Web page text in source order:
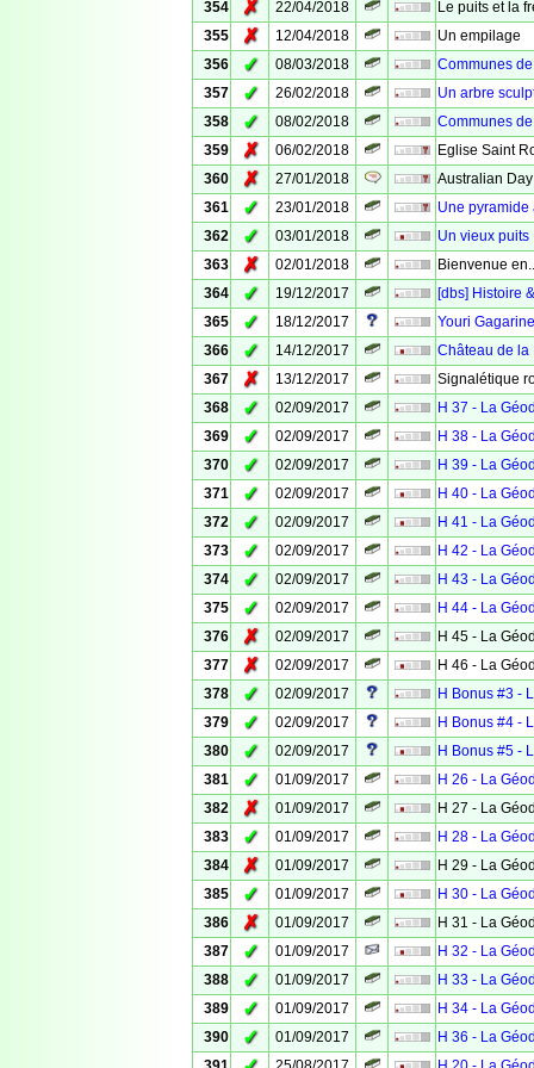
354
✗ 22/04/2018
Le puits et la
355
✗ 12/04/2018
Un empilage
356
✓ 08/03/2018
Communes
357
✓ 26/02/2018
Un arbre
358
✓ 08/02/2018
Communes
359
✗ 06/02/2018
Eglise Saint
360
✗ 27/01/2018
Australian
361
✓ 23/01/2018
Une pyramide
362
✓ 03/01/2018
Un vieux puits
363
✗ 02/01/2018
Bienvenue
364
✓ 19/12/2017
[dbs] Histoire
365
✓ 18/12/2017
Youri Gagarine
366
✓ 14/12/2017
Château de la
367
✗ 13/12/2017
Signalétique
368
✓ 02/09/2017
H 37 - La
369
✓ 02/09/2017
H 38 - La
370
✓ 02/09/2017
H 39 - La
371
✓ 02/09/2017
H 40 - La
372
✓ 02/09/2017
H 41 - La
373
✓ 02/09/2017
H 42 - La
374
✓ 02/09/2017
H 43 - La
375
✓ 02/09/2017
H 44 - La
376
✗ 02/09/2017
H 45 - La
377
✗ 02/09/2017
H 46 - La
378
✓ 02/09/2017
H Bonus #3 -
379
✓ 02/09/2017
H Bonus #4 -
380
✓ 02/09/2017
H Bonus #5 -
381
✓ 01/09/2017
H 26 - La
382
✗ 01/09/2017
H 27 - La
383
✓ 01/09/2017
H 28 - La
384
✗ 01/09/2017
H 29 - La
385
✓ 01/09/2017
H 30 - La
386
✗ 01/09/2017
H 31 - La
387
✓ 01/09/2017
H 32 - La
388
✓ 01/09/2017
H 33 - La
389
✓ 01/09/2017
H 34 - La
390
✓ 01/09/2017
H 36 - La